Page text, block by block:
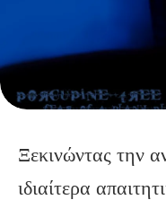
Ξεκινώντας την
ιδιαίτερα